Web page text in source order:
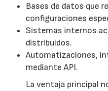
Bases de datos que
configuraciones
Sistemas internos
distribuidos.
Automatizaciones,
mediante API.
La ventaja principal